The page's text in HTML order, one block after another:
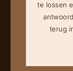
te lossen
terug